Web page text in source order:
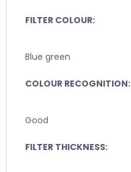
FILTER COLOUR:
Blue green
COLOUR RECOGNITION:
Good
FILTER THICKNESS: